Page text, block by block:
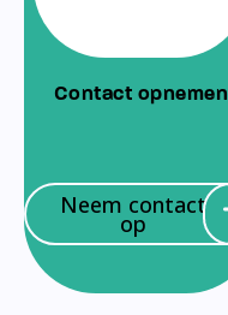
Contact opnemen
Neem contact
op